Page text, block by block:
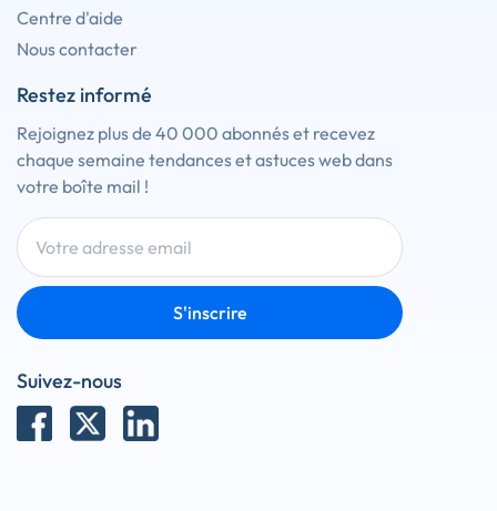
Centre d'aide
Nous contacter
Restez informé
Rejoignez plus de 40 000 abonnés et recevez
chaque semaine tendances et astuces web dans
votre boîte mail !
S'inscrire
Suivez-nous